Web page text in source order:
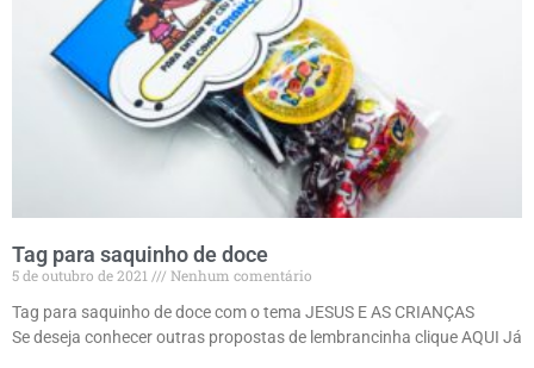
Tag para saquinho de doce
5 de outubro de 2021
Nenhum comentário
Tag para saquinho de doce com o tema JESUS E AS CRIANÇAS
Se deseja conhecer outras propostas de lembrancinha clique AQUI Já